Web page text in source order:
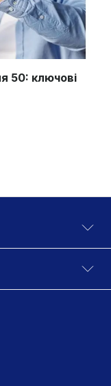
50: ключові